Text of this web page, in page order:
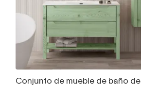
Conjunto de mueble de baño de